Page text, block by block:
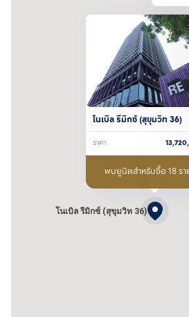
โนเบิล รีมิกซ์ (สุขุมวิท 36)
โนเบิล รีมิกซ์ (สุขุมวิท 36)
ราคา
พบยูนิตสำหรับซื้อ 18 รา